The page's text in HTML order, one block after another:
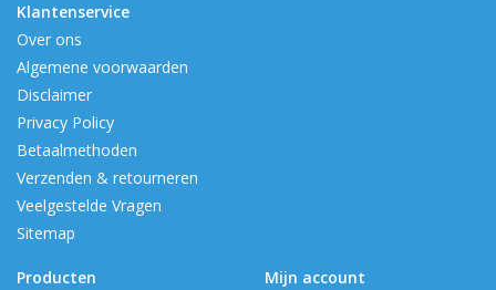
Klantenservice
Over ons
Algemene voorwaarden
Disclaimer
Privacy Policy
Betaalmethoden
Verzenden & retourneren
Veelgestelde Vragen
Sitemap
Producten
Mijn account